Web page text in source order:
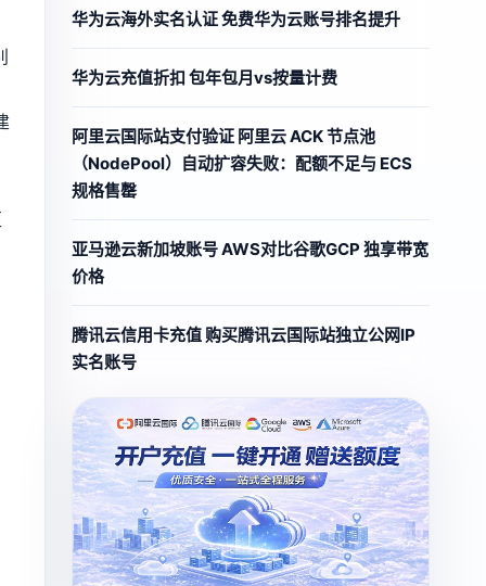
华为云海外实名认证 免费华为云账号排名提升
华为云充值折扣 包年包月vs按量计费
阿里云国际站支付验证 阿里云 ACK 节点池
（NodePool）自动扩容失败：配额不足与 ECS
规格售罄
亚马逊云新加坡账号 AWS对比谷歌GCP 独享带宽
价格
腾讯云信用卡充值 购买腾讯云国际站独立公网IP
实名账号